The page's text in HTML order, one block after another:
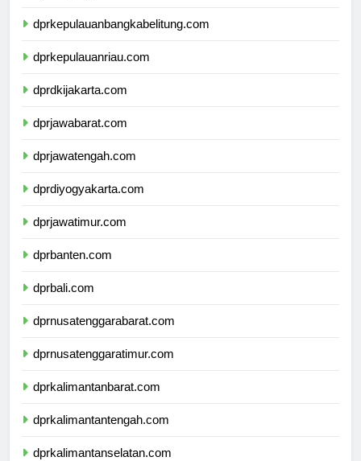
dprkepulauanbangkabelitung.com
dprkepulauanriau.com
dprdkijakarta.com
dprjawabarat.com
dprjawatengah.com
dprdiyogyakarta.com
dprjawatimur.com
dprbanten.com
dprbali.com
dprnusatenggarabarat.com
dprnusatenggaratimur.com
dprkalimantanbarat.com
dprkalimantantengah.com
dprkalimantanselatan.com